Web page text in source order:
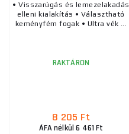
• Visszarúgás és lemezelakadás
elleni kialakítás • Választható
keményfém fogak • Ultra vék ...
RAKTÁRON
8 205 Ft
ÁFA nélkül 6 461 Ft